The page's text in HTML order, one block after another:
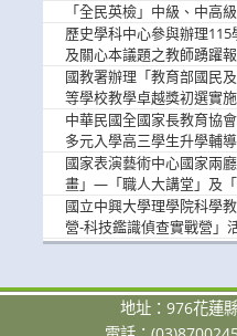
參加
「全民英檢」中級、中高
歷史學科中心參與辦理
及關心本議題之教師踴躍
國教署辦理「教育部國民
等學校教學卓越獎初選實
中華民國全國家長教育協
多元入學高三學生升學輔導
國家表演藝術中心國家兩
畫」—「職人大講堂」及
參與。
國立中興大學理學院科學
營-科技鑑識偵查實戰營」
加。
地址：976花蓮